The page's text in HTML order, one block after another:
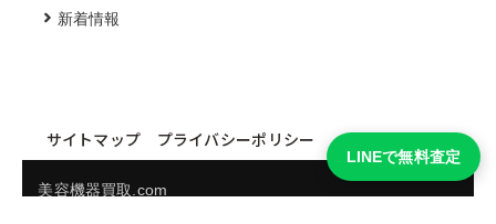
新着情報
サイトマップ プライバシーポリシー
美容機器買取.com
LINEで無料査定